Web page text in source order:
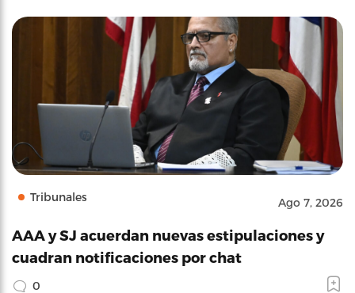
Tribunales Ago 7, 2026
AAA y SJ acuerdan nuevas estipulaciones y
cuadran notificaciones por chat
0